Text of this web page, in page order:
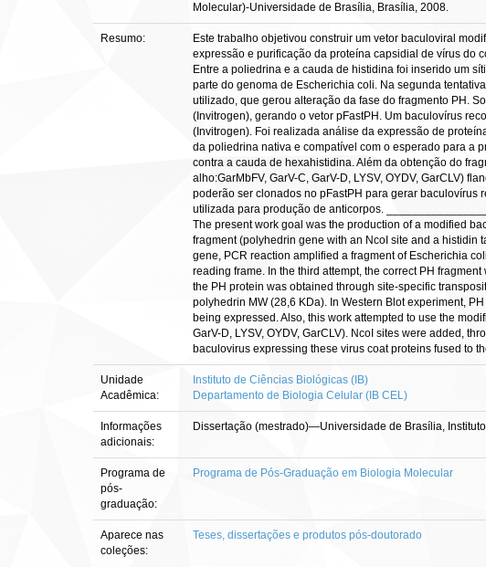
Molecular)-Universidade de Brasília, Brasília, 2008.
Resumo:
Este trabalho objetivou construir um vetor baculoviral
expressão e purificação da proteína capsidial de vírus do
Entre a poliedrina e a cauda de histidina foi inserido um
parte do genoma de Escherichia coli. Na segunda
utilizado, que gerou alteração da fase do fragmento PH.
(Invitrogen), gerando o vetor pFastPH. Um baculovírus
(Invitrogen). Foi realizada análise da expressão de
da poliedrina nativa e compatível com o esperado para a
contra a cauda de hexahistidina. Além da obtenção do
alho:GarMbFV, GarV-C, GarV-D, LYSV, OYDV, GarCLV)
poderão ser clonados no pFastPH para gerar baculovírus
utilizada para produção de anticorpos.
The present work goal was the production of a modified
fragment (polyhedrin gene with an NcoI site and a histidin
gene, PCR reaction amplified a fragment of Escherichia
reading frame. In the third attempt, the correct PH
the PH protein was obtained through site-specific
polyhedrin MW (28,6 KDa). In Western Blot experiment,
being expressed. Also, this work attempted to use the
GarV-D, LYSV, OYDV, GarCLV). NcoI sites were added,
baculovirus expressing these virus coat proteins fused to
Unidade
Acadêmica:
Instituto de Ciências Biológicas (IB)
Departamento de Biologia Celular (IB CEL)
Informações
adicionais:
Dissertação (mestrado)—Universidade de Brasília,
Programa de
pós-
graduação:
Programa de Pós-Graduação em Biologia Molecular
Aparece nas
coleções:
Teses, dissertações e produtos pós-doutorado